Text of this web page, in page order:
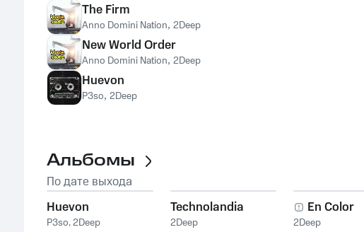
The Firm
Anno Domini Nation, 2Deep
New World Order
Anno Domini Nation, 2Deep
Huevon
P3so, 2Deep
Альбомы
По дате выхода
Huevon
P3so,2Deep
Technolandia
2Deep
En Color
2Deep